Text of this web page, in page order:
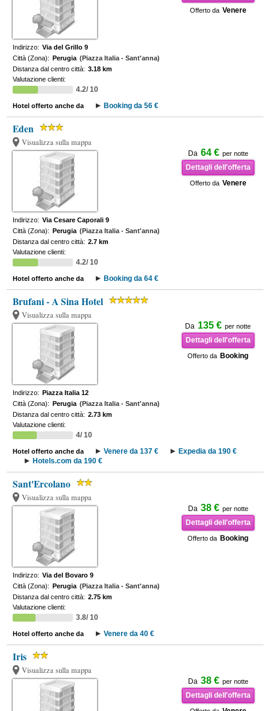
Offerto da Venere
Indirizzo: Via del Grillo 9
Città (Zona): Perugia (Piazza Italia - Sant'anna)
Distanza dal centro città: 3.18 km
Valutazione clienti:
4.2/ 10
Hotel offerto anche da Booking da 56 €
Eden
Visualizza sulla mappa
Da 64 € per notte
Dettagli dell'offerta
Offerto da Venere
Indirizzo: Via Cesare Caporali 9
Città (Zona): Perugia (Piazza Italia - Sant'anna)
Distanza dal centro città: 2.7 km
Valutazione clienti:
4.2/ 10
Hotel offerto anche da Booking da 64 €
Brufani - A Sina Hotel
Visualizza sulla mappa
Da 135 € per notte
Dettagli dell'offerta
Offerto da Booking
Indirizzo: Piazza Italia 12
Città (Zona): Perugia (Piazza Italia - Sant'anna)
Distanza dal centro città: 2.73 km
Valutazione clienti:
4/ 10
Hotel offerto anche da Venere da 137 €
Expedia da 190 €
Hotels.com da 190 €
Sant'Ercolano
Visualizza sulla mappa
Da 38 € per notte
Dettagli dell'offerta
Offerto da Booking
Indirizzo: Via del Bovaro 9
Città (Zona): Perugia (Piazza Italia - Sant'anna)
Distanza dal centro città: 2.75 km
Valutazione clienti:
3.8/ 10
Hotel offerto anche da Venere da 40 €
Iris
Visualizza sulla mappa
Da 38 € per notte
Dettagli dell'offerta